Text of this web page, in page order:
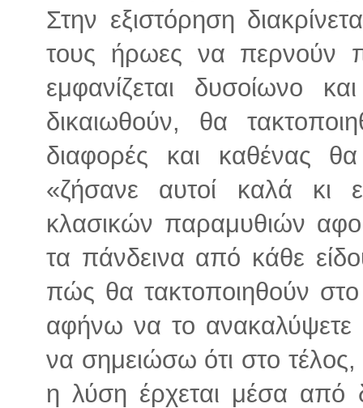
Στην εξιστόρηση
τους ήρωες να περνούν
εμφανίζεται δυσοίωνο
δικαιωθούν, θα
διαφορές και καθένας
«ζήσανε αυτοί καλά κι
κλασικών παραμυθιών
τα πάνδεινα από κάθε
πώς θα τακτοποιηθούν
αφήνω να το ανακαλύψετε
να σημειώσω ότι στο
η λύση έρχεται μέσα από